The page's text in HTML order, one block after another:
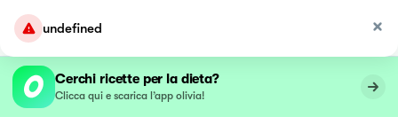
undefined
Cerchi ricette per la dieta?
Clicca qui e scarica l’app olivia!